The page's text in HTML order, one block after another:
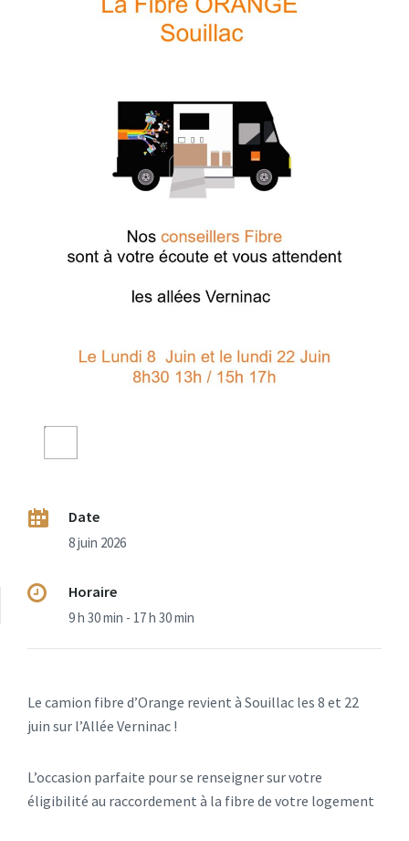
Date
8 juin 2026
Horaire
9 h 30 min - 17 h 30 min
Le camion fibre d’Orange revient à Souillac les 8 et 22
juin sur l’Allée Verninac !
L’occasion parfaite pour se renseigner sur votre
éligibilité au raccordement à la fibre de votre logement